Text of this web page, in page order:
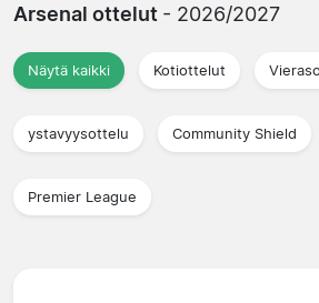
Arsenal ottelut - 2026/2027
Näytä kaikki Kotiottelut
ystavyysottelu Community Shield
Premier League